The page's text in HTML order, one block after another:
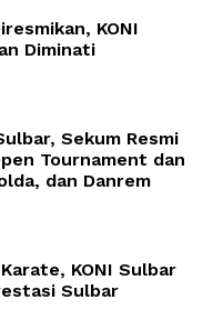
KONI
Diminati
Sekum Resmi
Tournament dan
dan Danrem
KONI Sulbar
Sulbar